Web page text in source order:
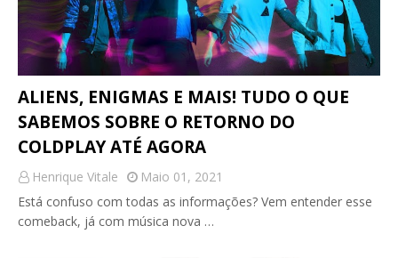
ALIENS, ENIGMAS E MAIS! TUDO O QUE
SABEMOS SOBRE O RETORNO DO
COLDPLAY ATÉ AGORA
Henrique Vitale
Maio 01, 2021
Está confuso com todas as informações? Vem entender esse
comeback, já com música nova …